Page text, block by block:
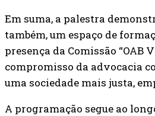
Em suma, a palestra
também, um espaço de
presença da Comissão “OAB
compromisso da advocacia
uma sociedade mais justa,
A programação segue ao